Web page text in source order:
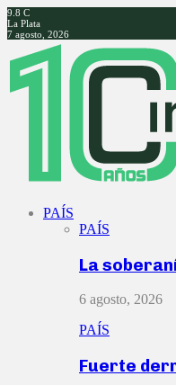
9.8 C
La Plata
7 agosto, 2026
Facebook
Twitter
Instagram
Youtube
PAÍS
PAÍS
La
6 agosto, 2026
PAÍS
Fuerte